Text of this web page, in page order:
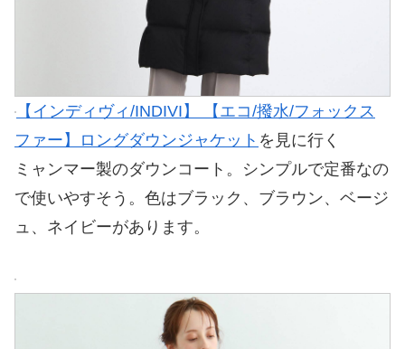
【インディヴィ/INDIVI】 【エコ/撥水/フォックス
ファー】ロングダウンジャケット を見に行く
ミャンマー製のダウンコート。シンプルで定番なの
で使いやすそう。色はブラック、ブラウン、ベージ
ュ、ネイビーがあります。